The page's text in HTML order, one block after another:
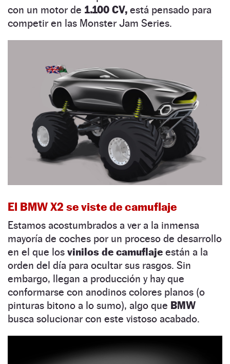
con un motor de 1.100 CV, está pensado para
competir en las Monster Jam Series.
El BMW X2 se viste de camuflaje
Estamos acostumbrados a ver a la inmensa
mayoría de coches por un proceso de desarrollo
en el que los vinilos de camuflaje están a la
orden del día para ocultar sus rasgos. Sin
embargo, llegan a producción y hay que
conformarse con anodinos colores planos (o
pinturas bitono a lo sumo), algo que BMW
busca solucionar con este vistoso acabado.